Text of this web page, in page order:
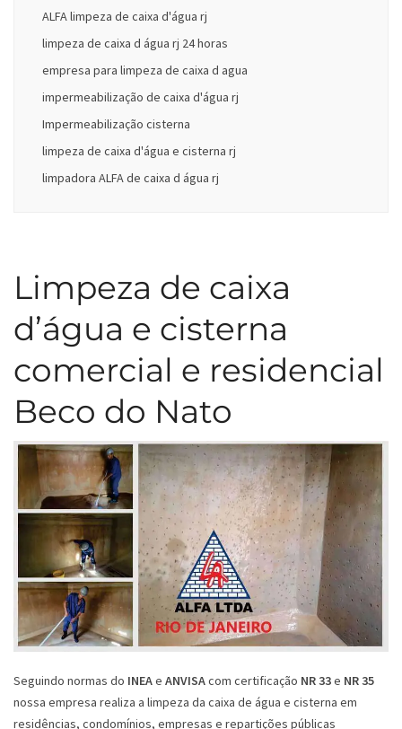
ALFA limpeza de caixa d'água rj
limpeza de caixa d água rj 24 horas
empresa para limpeza de caixa d agua
impermeabilização de caixa d'água rj
Impermeabilização cisterna
limpeza de caixa d'água e cisterna rj
limpadora ALFA de caixa d água rj
Limpeza de caixa
d’água e cisterna
comercial e residencial
Beco do Nato
Seguindo normas do INEAe ANVISAcom certificação NR 33e NR 35
nossa empresa realiza a limpeza da caixa de água e cisterna em
residências, condomínios, empresas e repartições públicas